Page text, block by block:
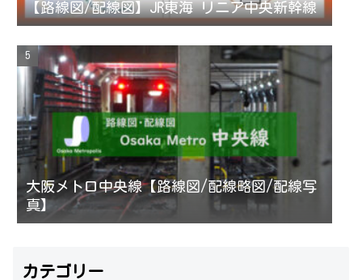
【路線図/配線図】JR東海 リニア中央新幹線
大阪メトロ中央線【路線図/配線略図/配線写
真】
カテゴリー